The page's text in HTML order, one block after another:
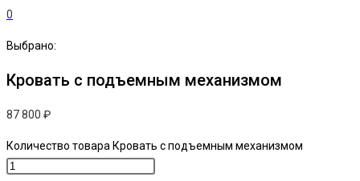
0
Выбрано:
Кровать с подъемным механизмом
87 800 ₽
Количество товара Кровать с подъемным механизмом